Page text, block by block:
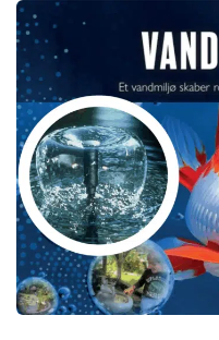
Indendørs vandfontæner
Byg selv
Tilbehør
Inspiration
Køb gavekort